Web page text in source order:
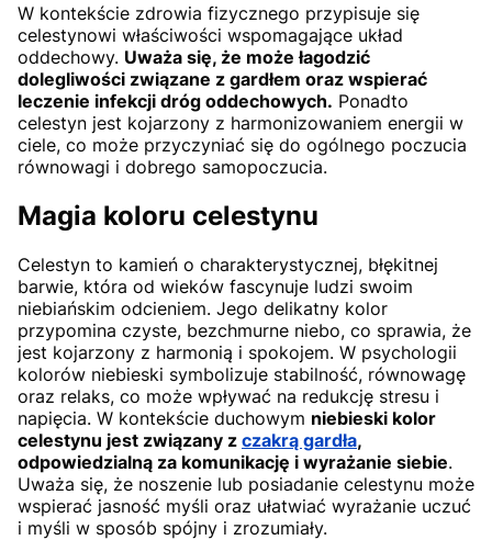
W kontekście zdrowia fizycznego przypisuje się
celestynowi właściwości wspomagające układ
oddechowy. Uważa się, że może łagodzić
dolegliwości związane z gardłem oraz wspierać
leczenie infekcji dróg oddechowych. Ponadto
celestyn jest kojarzony z harmonizowaniem energii w
ciele, co może przyczyniać się do ogólnego poczucia
równowagi i dobrego samopoczucia.
Magia koloru celestynu
Celestyn to kamień o charakterystycznej, błękitnej
barwie, która od wieków fascynuje ludzi swoim
niebiańskim odcieniem. Jego delikatny kolor
przypomina czyste, bezchmurne niebo, co sprawia, że
jest kojarzony z harmonią i spokojem. W psychologii
kolorów niebieski symbolizuje stabilność, równowagę
oraz relaks, co może wpływać na redukcję stresu i
napięcia. W kontekście duchowym niebieski kolor
celestynu jest związany z czakrą gardła,
odpowiedzialną za komunikację i wyrażanie siebie.
Uważa się, że noszenie lub posiadanie celestynu może
wspierać jasność myśli oraz ułatwiać wyrażanie uczuć
i myśli w sposób spójny i zrozumiały.